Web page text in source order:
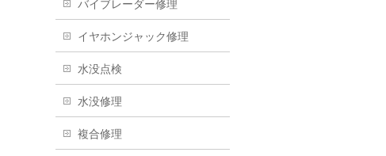
バイブレーダー修理
イヤホンジャック修理
水没点検
水没修理
複合修理